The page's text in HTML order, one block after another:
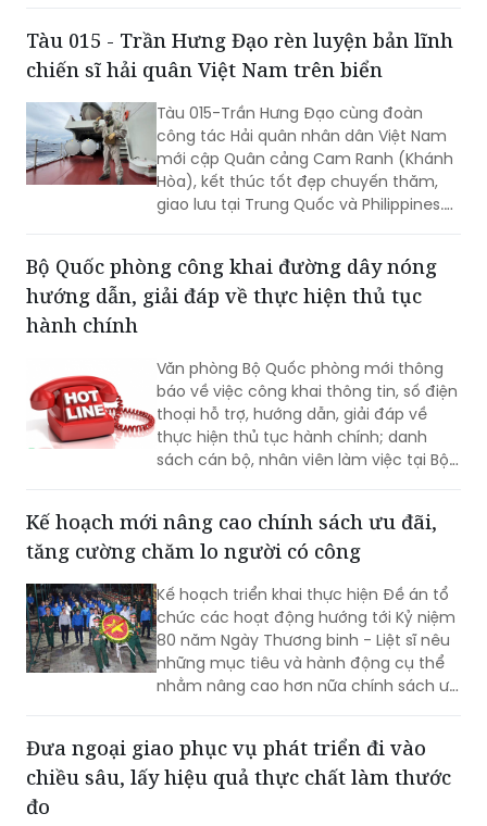
sách kịp thời của QH.
dự kiến chương trình, Quốc hội sẽ xem
xét khối lượng công việc rất lớn, bao
gồm dự kiến biểu quyết thông qua
nhiều dự án luật quan trọng...
Tàu 015 - Trần Hưng Đạo rèn luyện bản lĩnh
chiến sĩ hải quân Việt Nam trên biển
Tàu 015-Trần Hưng Đạo cùng đoàn
công tác Hải quân nhân dân Việt Nam
Hòa), kết thúc tốt đẹp chuyến thăm,
giao lưu tại Trung Quốc và Philippines.
Trong điều kiện hoạt động liên tục trên
ca; tổ chức luyện tập các phương án...
hướng dẫn, giải đáp về thực hiện thủ tục
hành chính
Văn phòng Bộ Quốc phòng mới thông
báo về việc công khai thông tin, số điện
thực hiện thủ tục hành chính; danh
sách cán bộ, nhân viên làm việc tại Bộ
phận Một cửa Bộ Quốc phòng.
Kế hoạch mới nâng cao chính sách ưu đãi,
tăng cường chăm lo người có công
Kế hoạch triển khai thực hiện Đề án tổ
chức các hoạt động hướng tới Kỷ niệm
những mục tiêu và hành động cụ thể
nhằm nâng cao hơn nữa chính sách ưu
đãi, chăm lo đời sống người có công và